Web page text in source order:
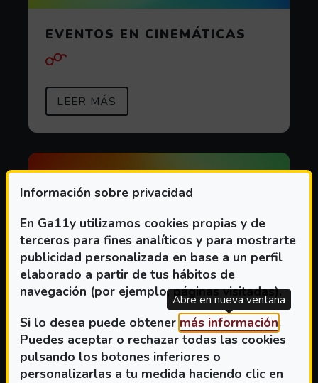
Información sobre privacidad
En Ga11y utilizamos cookies propias y de
terceros para fines analíticos y para mostrarte
publicidad personalizada en base a un perfil
elaborado a partir de tus hábitos de
navegación (por ejemplo, páginas visitadas).
Si lo desea puede obtener más información(Abre
.
Puedes aceptar o rechazar todas las cookies
pulsando los botones inferiores o
personalizarlas a tu medida haciendo clic en
Abre en nueva ventana
EVENTOS EN CINEMÁTICAS
LEER MÁS